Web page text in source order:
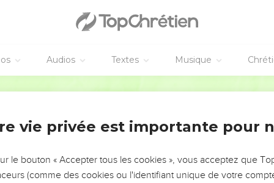
Audios Textes Musique
ils, tandis que tes disciples ne jeûnent pas ? »
morceau de tissu neuf sur un vieil habit, sinon la pièce neuve
devient pire.
vin nouveau dans de vieilles outres, sinon les outres éclatent,
[il faut mettre] le vin nouveau dans des outres neuves. »
vie privée est importante pour
le bouton « Accepter tous les cookies », vous acceptez que
(comme des cookies ou l'identifiant unique de votre